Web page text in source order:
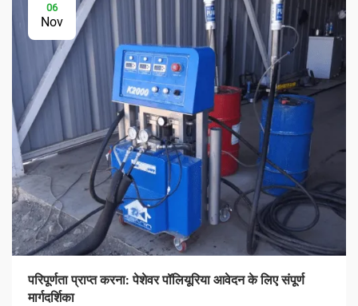
06
Nov
परिपूर्णता प्राप्त करना: पेशेवर पॉलियूरिया आवेदन के लिए संपूर्ण
मार्गदर्शिका